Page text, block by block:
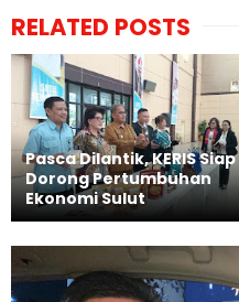
RELATED POSTS
Pasca Dilantik, KERIS Siap
Dorong Pertumbuhan
Ekonomi Sulut